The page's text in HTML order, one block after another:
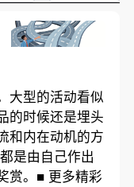
大型的活动看似
的时候还是埋头
和内在动机的方
是由自己作出
赏。■ 更多精彩